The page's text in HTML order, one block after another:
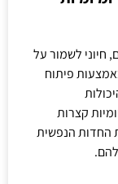
חיוני לשמור על
פיתוח
קצרות
החדות הנפשית